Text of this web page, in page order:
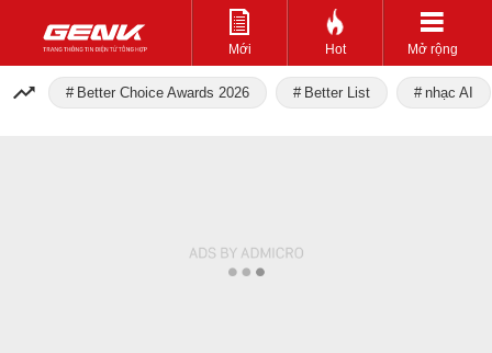
Mới Hot Mở rộng
Better Choice Awards 2026 Better List nhạc AI